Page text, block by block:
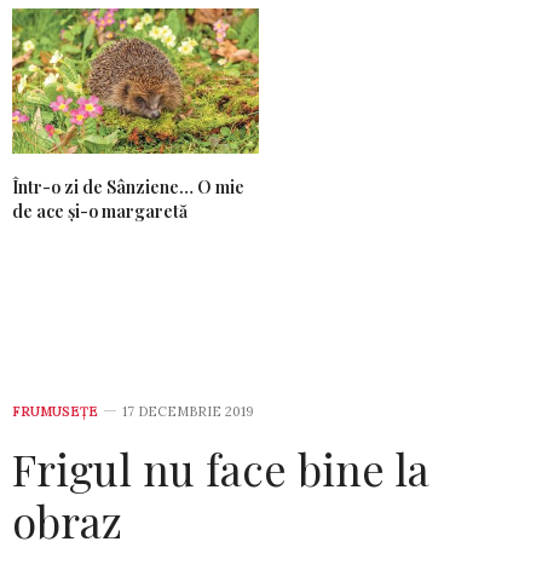
Într-o zi de Sânziene… O mie
de ace și-o margaretă
FRUMUSEȚE 17 DECEMBRIE 2019
Frigul nu face bine la
obraz